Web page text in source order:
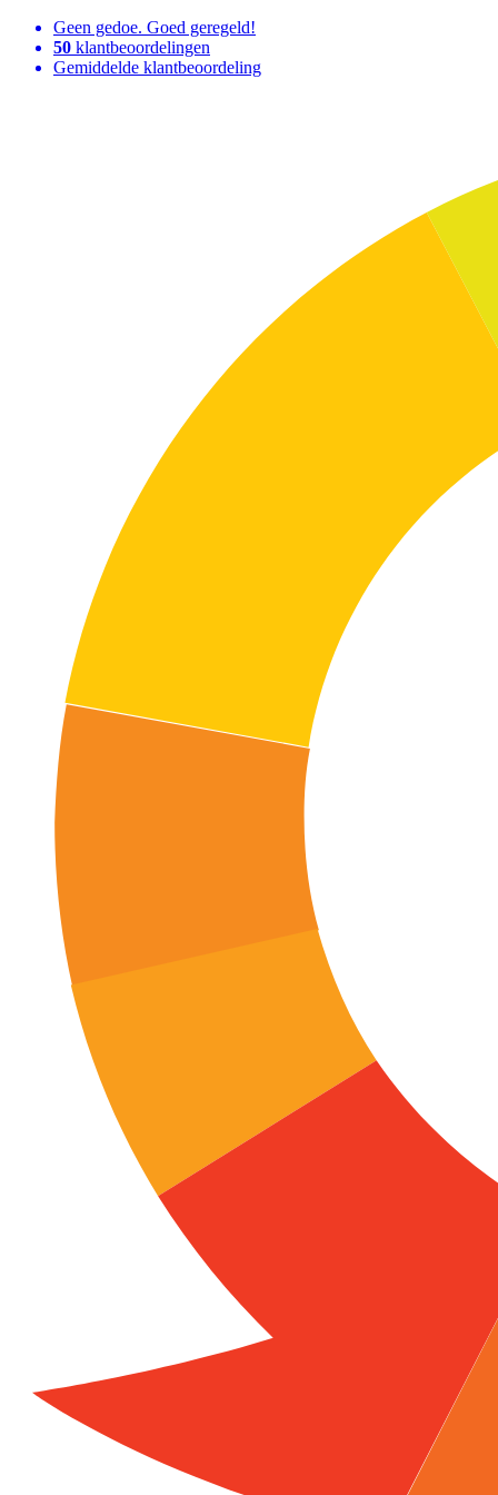
Geen gedoe. Goed geregeld!
50 klantbeoordelingen
Gemiddelde klantbeoordeling